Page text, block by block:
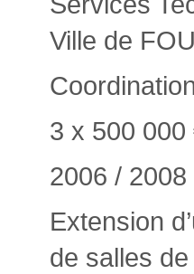
Ville de
3 x 500
2006 / 2008
Extension
de salles